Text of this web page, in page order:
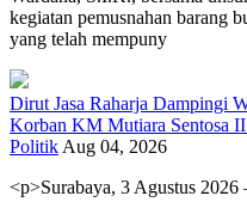
kegiatan pemusnahan barang
yang telah mempuny
Dirut Jasa Raharja Dampingi
Korban KM Mutiara Sentosa
Politik Aug 04, 2026
<p>Surabaya, 3 Agustus 2026